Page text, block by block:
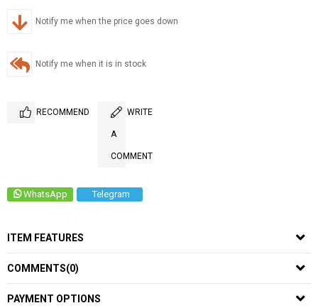
Notify me when the price goes down
Notify me when it is in stock
RECOMMEND WRITE
A
COMMENT
WhatsApp Telegram
ITEM FEATURES
COMMENTS(0)
PAYMENT OPTIONS